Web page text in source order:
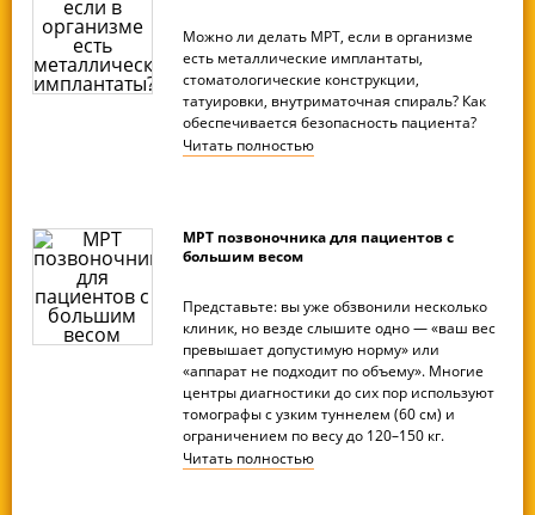
Можно ли делать МРТ, если в организме
есть металлические имплантаты,
стоматологические конструкции,
татуировки, внутриматочная спираль? Как
обеспечивается безопасность пациента?
Читать полностью
МРТ позвоночника для пациентов с
большим весом
Представьте: вы уже обзвонили несколько
клиник, но везде слышите одно — «ваш вес
превышает допустимую норму» или
«аппарат не подходит по объему». Многие
центры диагностики до сих пор используют
томографы с узким туннелем (60 см) и
ограничением по весу до 120–150 кг.
Читать полностью